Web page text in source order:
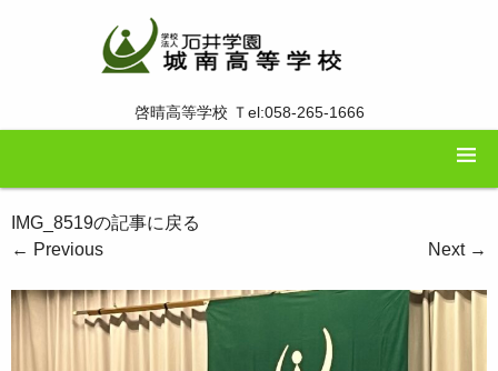
啓晴高等学校 Ｔel:058-265-1666
IMG_8519の記事に戻る
← Previous Next →